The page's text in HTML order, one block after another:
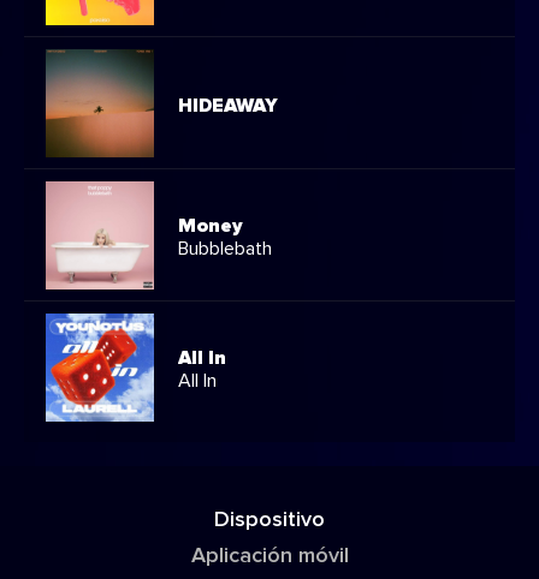
HIDEAWAY
Money
Bubblebath
All In
All In
Dispositivo
Aplicación móvil